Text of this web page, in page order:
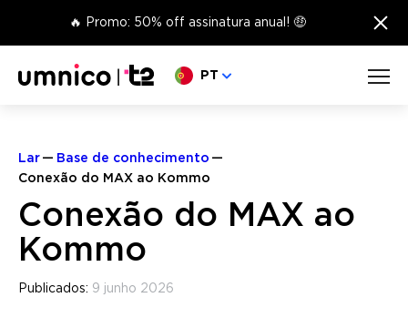
🔥 Promo: 50% off assinatura anual! 🤑 ×
Escolha o seu idioma
PT
Lar
Base de conhecimento
Conexão do MAX ao Kommo
Conexão do MAX ao
Kommo
Publicados: 9 junho 2026